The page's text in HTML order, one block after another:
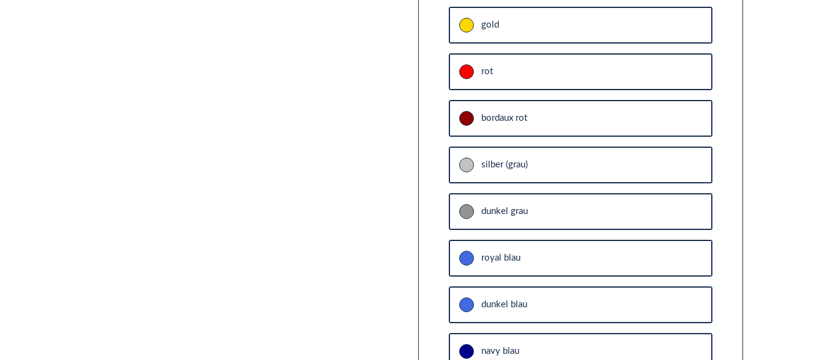
gold
rot
bordaux rot
silber (grau)
dunkel grau
royal blau
dunkel blau
navy blau